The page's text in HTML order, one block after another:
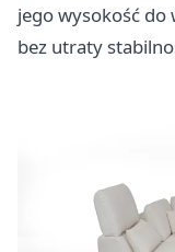
jego wysokość do
bez utraty